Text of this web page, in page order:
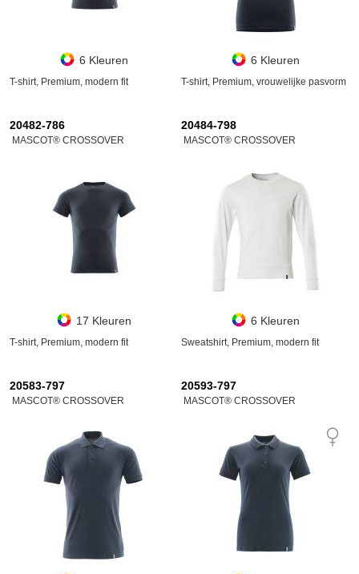
6 Kleuren
T-shirt, Premium, modern fit
6 Kleuren
T-shirt, Premium, vrouwelijke pasvorm
20482-786
MASCOT® CROSSOVER
17 Kleuren
T-shirt, Premium, modern fit
20484-798
MASCOT® CROSSOVER
6 Kleuren
Sweatshirt, Premium, modern fit
20583-797
MASCOT® CROSSOVER
20593-797
MASCOT® CROSSOVER